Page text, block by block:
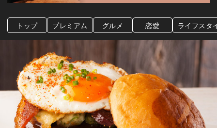
トップ プレミアム グルメ 恋愛 ライフスタ